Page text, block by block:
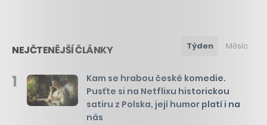
NEJČTENĚJŠÍ ČLÁNKY Týden Měsíc
1
Kam se hrabou české komedie.
Pusťte si na Netflixu historickou
satiru z Polska, její humor platí i na
nás